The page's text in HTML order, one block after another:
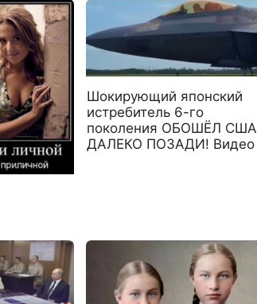
Шокирующий японский
истребитель 6-го
поколения ОБОШЁЛ США
ДАЛЕКО ПОЗАДИ! Видео